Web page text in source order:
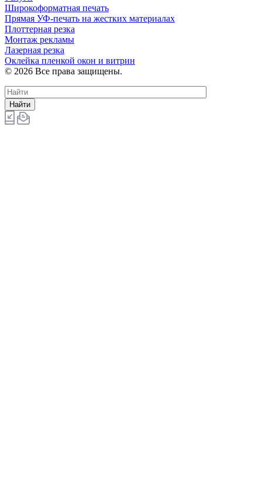
Широкоформатная печать
Прямая УФ-печать на жестких материалах
Плоттерная резка
Монтаж рекламы
Лазерная резка
Оклейка пленкой окон и витрин
© 2026 Все права защищены.
Найти